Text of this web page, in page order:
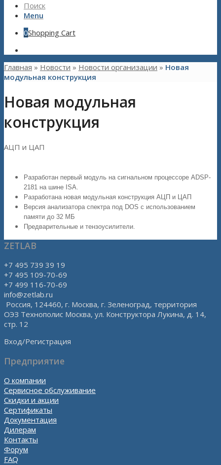
Поиск
Menu
0Shopping Cart
Главная » Новости » Новости организации » Новая
модульная конструкция
Новая модульная
конструкция
АЦП и ЦАП
Разработан первый модуль на сигнальном процессоре ADSP-
2181 на шине ISA.
Разработана новая модульная конструкция АЦП и ЦАП
Версия анализатора спектра под DOS с использованием
памяти до 32 МБ
Предварительные и тензоусилители.
ZETLAB
+7 495 739 39 19
+7 495 109-70-69
+7 499 116-70-69
info@zetlab.ru
Россия, 124460, г. Москва, г. Зеленоград, территория
ОЭЗ Технополис Москва, ул. Конструктора Лукина, д. 14,
стр. 12
Вход/Регистрация
Предприятие
О компании
Сервисное обслуживание
Скидки и акции
Сертификаты
Документация
Дилерам
Контакты
Форум
FAQ